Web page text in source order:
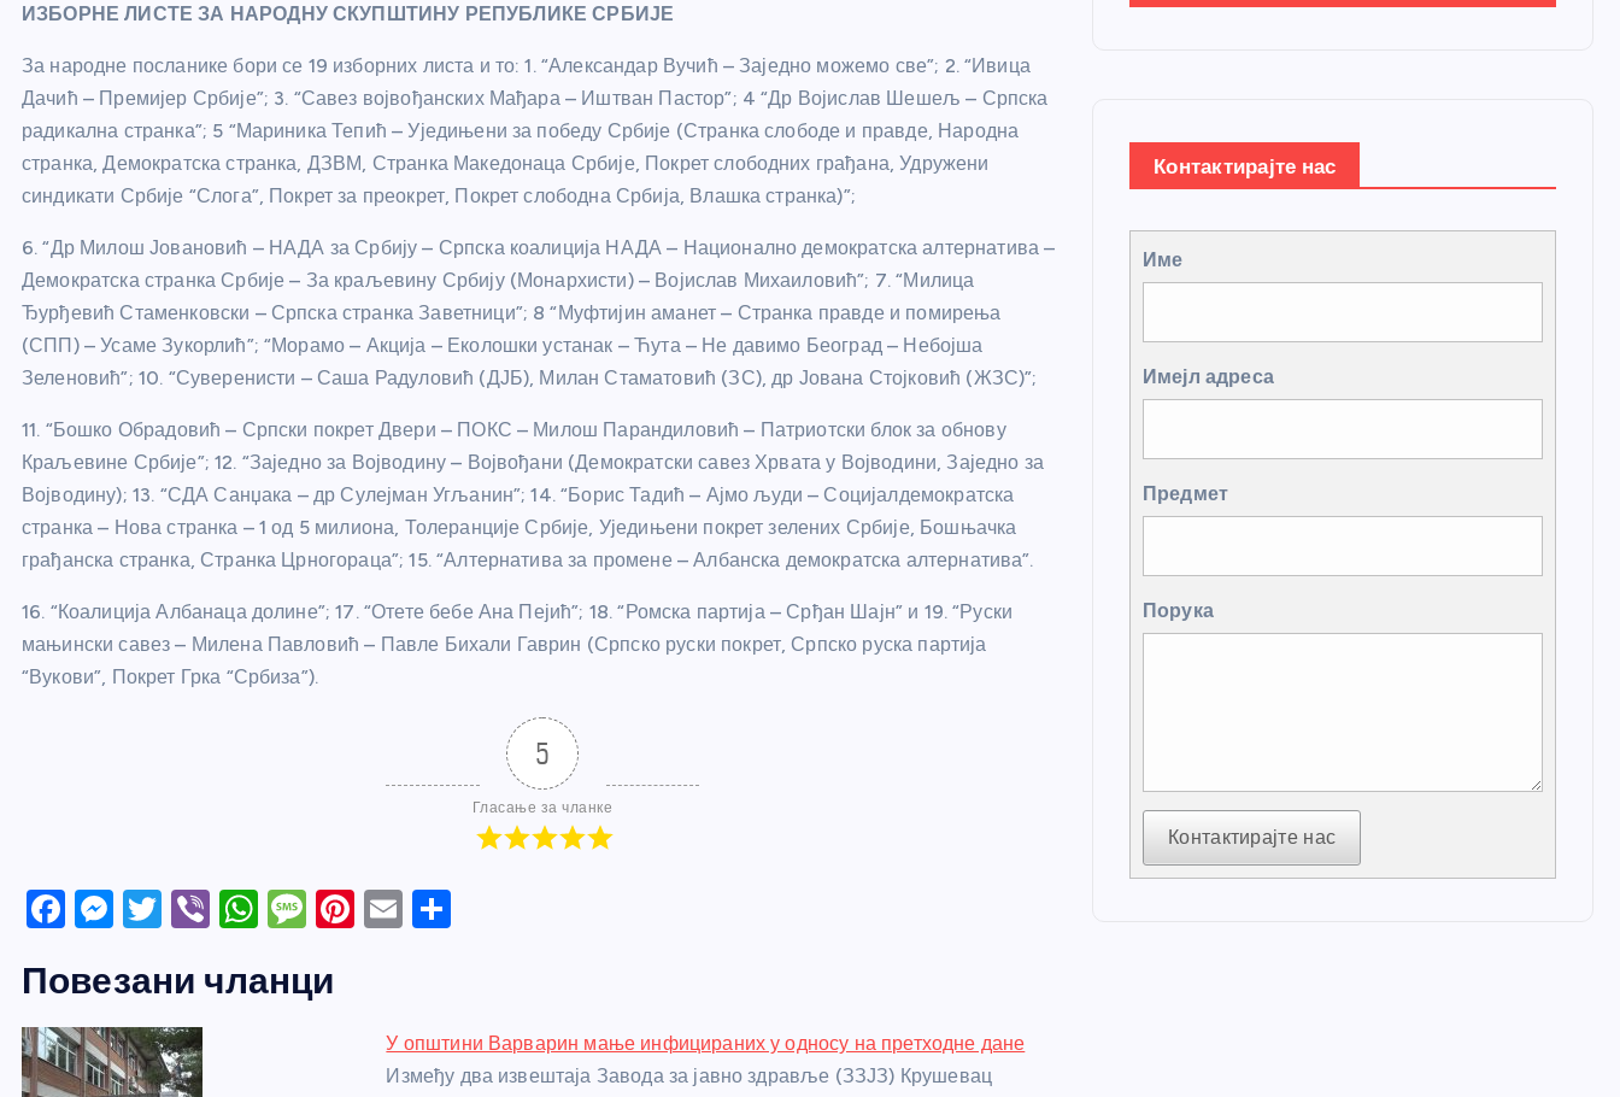
ИЗБОРНЕ ЛИСТЕ ЗА НАРОДНУ СКУПШТИНУ РЕПУБЛИКЕ СРБИЈЕ
За народне посланике бори се 19 изборних листа и то: 1. “Александар Вучић – Заједно можемо све”; 2. “Ивица
Дачић – Премијер Србије”; 3. “Савез војвођанских Мађара – Иштван Пастор”; 4 “Др Војислав Шешељ – Српска
радикална странка”; 5 “Мариника Тепић – Уједињени за победу Србије (Странка слободе и правде, Народна
странка, Демократска странка, ДЗВМ, Странка Македонаца Србије, Покрет слободних грађана, Удружени
синдикати Србије “Слога”, Покрет за преокрет, Покрет слободна Србија, Влашка странка)”;
6. “Др Милош Јовановић – НАДА за Србију – Српска коалиција НАДА – Национално демократска алтернатива –
Демократска странка Србије – За краљевину Србију (Монархисти) – Војислав Михаиловић”; 7. “Милица
Ђурђевић Стаменковски – Српска странка Заветници”; 8 “Муфтијин аманет – Странка правде и помирења
(СПП) – Усаме Зукорлић”; “Морамо – Акција – Еколошки устанак – Ћута – Не давимо Београд – Небојша
Зеленовић”; 10. “Суверенисти – Саша Радуловић (ДЈБ), Милан Стаматовић (ЗС), др Јована Стојковић (ЖЗС)”;
11. “Бошко Обрадовић – Српски покрет Двери – ПОКС – Милош Парандиловић – Патриотски блок за обнову
Краљевине Србије”; 12. “Заједно за Војводину – Војвођани (Демократски савез Хрвата у Војводини, Заједно за
Војводину); 13. “СДА Санџака – др Сулејман Угљанин”; 14. “Борис Тадић – Ајмо људи – Социјалдемократска
странка – Нова странка – 1 од 5 милиона, Толеранције Србије, Уједињени покрет зелених Србије, Бошњачка
грађанска странка, Странка Црногораца”; 15. “Алтернатива за промене – Албанска демократска алтернатива”.
16. “Коалиција Албанаца долине”; 17. “Отете бебе Ана Пејић”; 18. “Ромска партија – Срђан Шајн” и 19. “Руски
мањински савез – Милена Павловић – Павле Бихали Гаврин (Српско руски покрет, Српско руска партија
“Вукови”, Покрет Грка “Србиза”).
5
Гласање за чланке
F
c
e
b
M
ss
e
n
T
itt
er
Vi
er
W
at
M
ss
Pi
st
E
Повезани чланци
У општини Варварин мање инфицираних у односу на претходне дане
Између два извештаја Завода за јавно здравље (ЗЗЈЗ) Крушевац
Контактирајте нас
Име
Имејл адреса
Предмет
Порука
Контактирајте нас